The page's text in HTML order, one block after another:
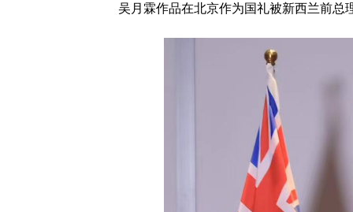
吴月霖作品在北京作为国礼被新西兰前总